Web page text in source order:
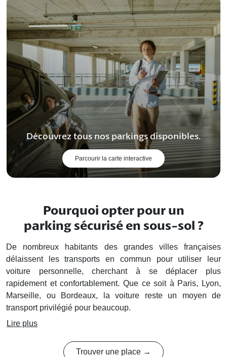
Découvrez tous nos parkings disponibles.
Parcourir la carte interactive
Pourquoi opter pour un
parking sécurisé en sous-sol ?
De nombreux habitants des grandes villes françaises
délaissent les transports en commun pour utiliser leur
voiture personnelle, cherchant à se déplacer plus
rapidement et confortablement. Que ce soit à Paris, Lyon,
Marseille, ou Bordeaux, la voiture reste un moyen de
transport privilégié pour beaucoup.
Lire plus
Trouver une place →